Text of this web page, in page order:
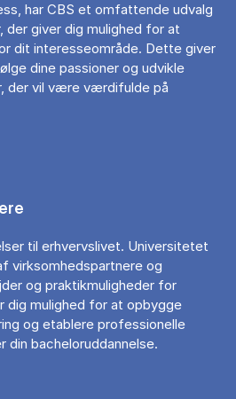
har CBS et omfattende udvalg
der giver dig mulighed for at
dit interesseområde. Dette giver
dine passioner og udvikle
der vil være værdifulde på
til erhvervslivet. Universitetet
og
og praktikmuligheder for
dig mulighed for at opbygge
og etablere professionelle
din bacheloruddannelse.